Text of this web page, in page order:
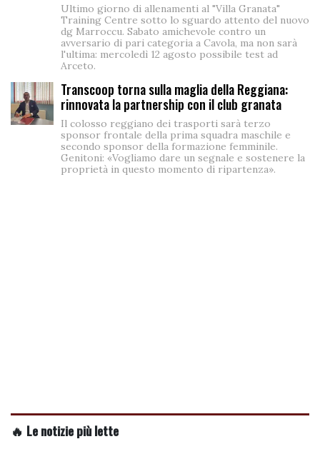
Ultimo giorno di allenamenti al "Villa Granata"
Training Centre sotto lo sguardo attento del nuovo
dg Marroccu. Sabato amichevole contro un
avversario di pari categoria a Cavola, ma non sarà
l'ultima: mercoledì 12 agosto possibile test ad
Arceto.
Transcoop torna sulla maglia della Reggiana:
rinnovata la partnership con il club granata
Il colosso reggiano dei trasporti sarà terzo
sponsor frontale della prima squadra maschile e
secondo sponsor della formazione femminile.
Genitoni: «Vogliamo dare un segnale e sostenere la
proprietà in questo momento di ripartenza».
🔥 Le notizie più lette